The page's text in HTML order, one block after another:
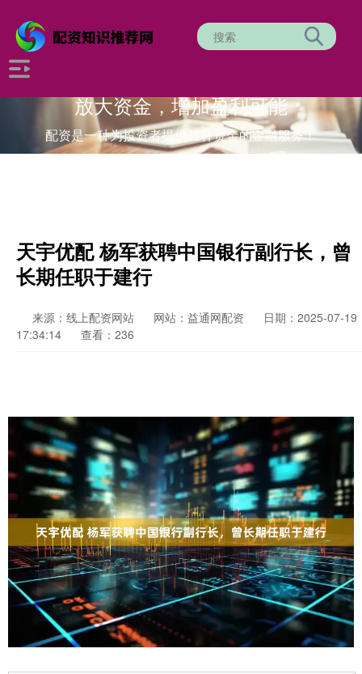
放大资金，增加盈利可能
配资是一种为投资者提供杠杆资金的金融服务！
天宇优配 杨军获聘中国银行副行长，曾
长期任职于建行
来源：线上配资网站 网站：益通网配资
日期：2025-07-19
17:34:14
查看：236